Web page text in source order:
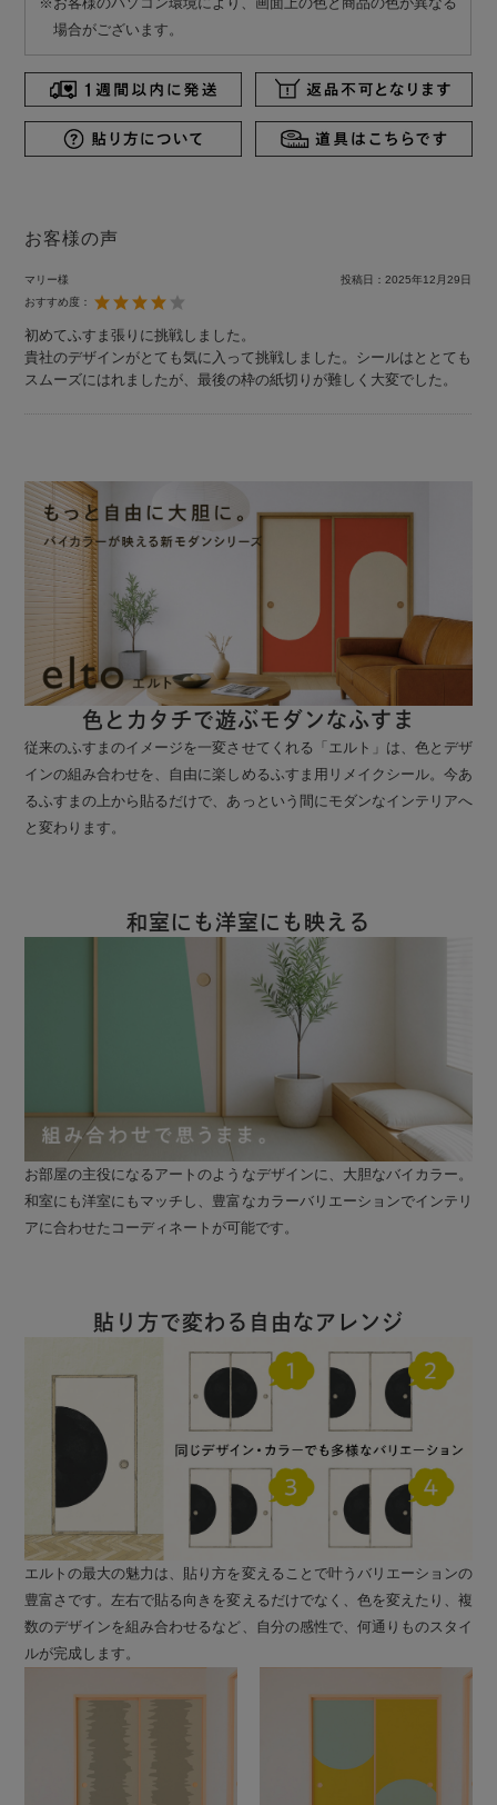
場合がございます。
お客様の声
マリー様 投稿日：2025年12月29日
おすすめ度：
初めてふすま張りに挑戦しました。
貴社のデザインがとても気に入って挑戦しました。シールはととても
スムーズにはれましたが、最後の枠の紙切りが難しく大変でした。
色とカタチで遊ぶモダンなふすま
従来のふすまのイメージを一変させてくれる「エルト」は、色とデザ
インの組み合わせを、自由に楽しめるふすま用リメイクシール。今あ
るふすまの上から貼るだけで、あっという間にモダンなインテリアへ
と変わります。
和室にも洋室にも映える
お部屋の主役になるアートのようなデザインに、大胆なバイカラー。
和室にも洋室にもマッチし、豊富なカラーバリエーションでインテリ
アに合わせたコーディネートが可能です。
貼り方で変わる自由なアレンジ
エルトの最大の魅力は、貼り方を変えることで叶うバリエーションの
豊富さです。左右で貼る向きを変えるだけでなく、色を変えたり、複
数のデザインを組み合わせるなど、自分の感性で、何通りものスタイ
ルが完成します。